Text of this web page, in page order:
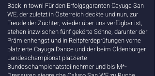
Back in town! Für den Erfolgsgaranten Cayuga San
WE, der zuletzt in Österreich deckte und nun, zur
Freude der Züchter, wieder über uns verfügbar ist,
stehen inzwischen fünf gekörte Söhne, darunter der
Prämienhengst und in Reitpferdeprüfungen vorne
platzierte Cayuga Dance und der beim Oldenburger
Landeschampionat platzierte
Bundeschampionatsteilnehmer und bis M*-